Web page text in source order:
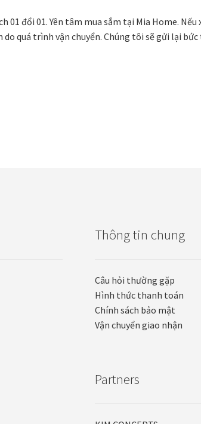
01 đổi 01. Yên tâm mua sắm tại Mia Home.
do quá trình vận chuyển. Chúng tôi sẽ gửi lại
Thông tin chung
Câu hỏi thường gặp
Hình thức thanh toán
Chính sách bảo mật
Vận chuyển giao nhận
Partners